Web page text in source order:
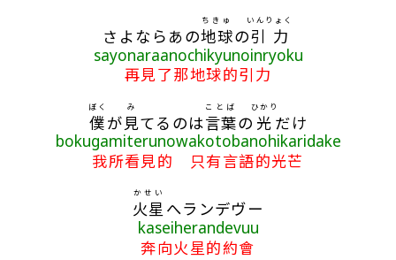
さよならあの地球
ちきゅ
の引力
いんりょく
sayonaraanochikyunoinryoku
再見了那地球的引力
僕
ぼく
が 見
み
てるのは言葉
ことば
の 光
ひかり
だけ
bokugamiterunowakotobanohikaridake
我所看見的 只有言語的光芒
火星
かせい
へランデヴー
kaseiherandevuu
奔向火星的約會